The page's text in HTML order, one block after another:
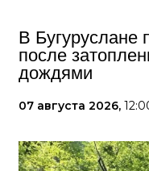
В Бугуруслане
после
дождями
07 августа 2026,